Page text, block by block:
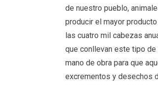
de nuestro pueblo,
producir el mayor
las cuatro mil cabezas
que conllevan este tipo
mano de obra para que
excrementos y desechos